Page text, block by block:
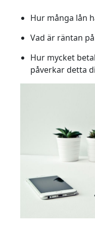
Hur många lån
Vad är räntan
Hur mycket
påverkar detta